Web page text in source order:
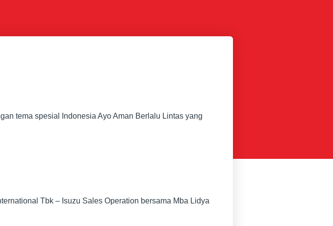
tema spesial Indonesia Ayo Aman Berlalu Lintas yang
Tbk – Isuzu Sales Operation bersama Mba Lidya